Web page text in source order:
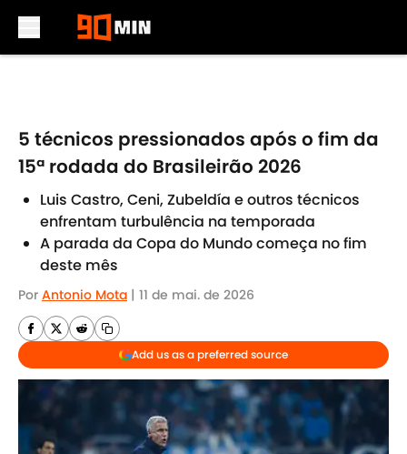
5 técnicos pressionados após o fim da
15ª rodada do Brasileirão 2026
Luis Castro, Ceni, Zubeldía e outros técnicos
enfrentam turbulência na temporada
A parada da Copa do Mundo começa no fim
deste mês
Por Antonio Mota | 11 de mai. de 2026
Add us as a preferred source